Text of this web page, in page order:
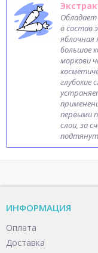
в состав
яблочная
большое
моркови
глубокие
первыми
слои, за
ИНФОРМАЦИЯ
Оплата
Доставка